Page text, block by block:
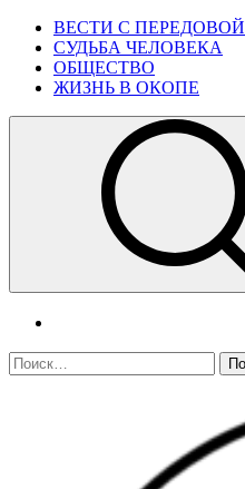
Skip
content
Primary
Menu
ВЕСТИ С ПЕРЕДОВОЙ
СУДЬБА ЧЕЛОВЕКА
ОБЩЕСТВО
ЖИЗНЬ В ОКОПЕ
Найти: